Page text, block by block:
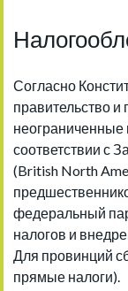
Согласно
правительство
соответствии с
(British North
федеральный
налогов и
Для провинций
прямые налоги).